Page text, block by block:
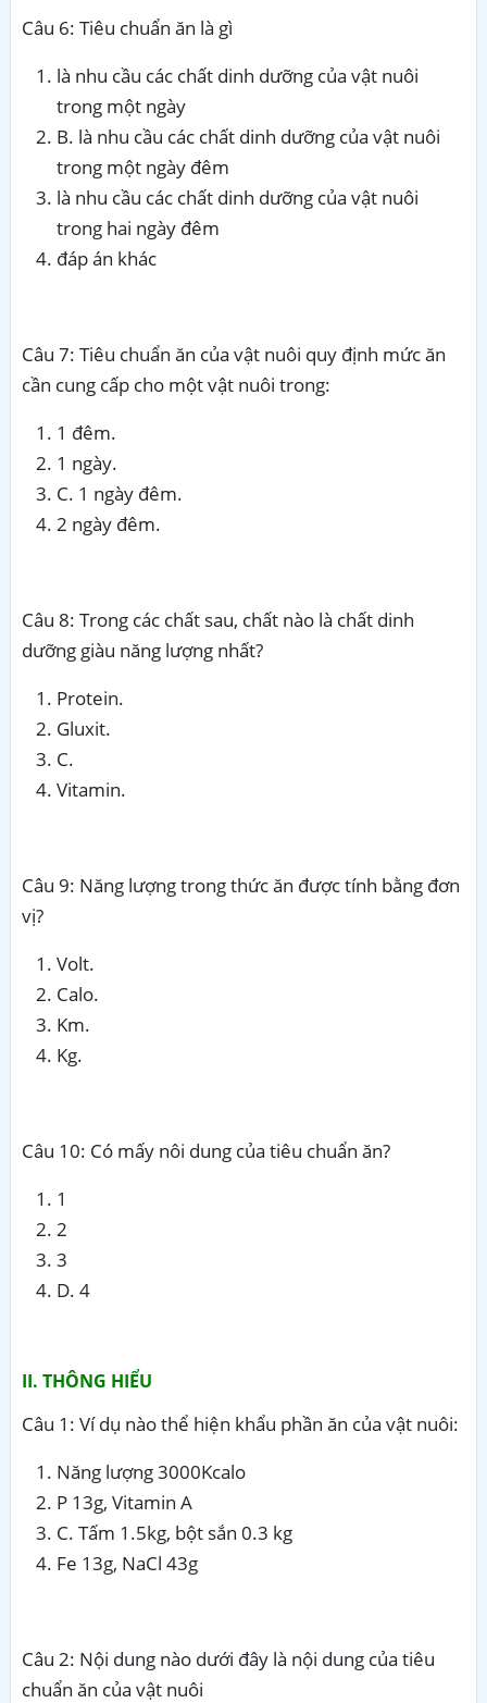
Câu 6: Tiêu chuẩn ăn là gì
là nhu cầu các chất dinh dưỡng của vật nuôi
trong một ngày
B. là nhu cầu các chất dinh dưỡng của vật nuôi
trong một ngày đêm
là nhu cầu các chất dinh dưỡng của vật nuôi
trong hai ngày đêm
đáp án khác
Câu 7: Tiêu chuẩn ăn của vật nuôi quy định mức ăn
cần cung cấp cho một vật nuôi trong:
1 đêm.
1 ngày.
C. 1 ngày đêm.
2 ngày đêm.
Câu 8: Trong các chất sau, chất nào là chất dinh
dưỡng giàu năng lượng nhất?
Protein.
Gluxit.
C.
Vitamin.
Câu 9: Năng lượng trong thức ăn được tính bằng đơn
vị?
Volt.
Calo.
Km.
Kg.
Câu 10: Có mấy nôi dung của tiêu chuẩn ăn?
1
2
3
D. 4
II. THÔNG HIỂU
Câu 1: Ví dụ nào thể hiện khẩu phần ăn của vật nuôi:
Năng lượng 3000Kcalo
P 13g, Vitamin A
C. Tấm 1.5kg, bột sắn 0.3 kg
Fe 13g, NaCl 43g
Câu 2: Nội dung nào dưới đây là nội dung của tiêu
chuẩn ăn của vật nuôi